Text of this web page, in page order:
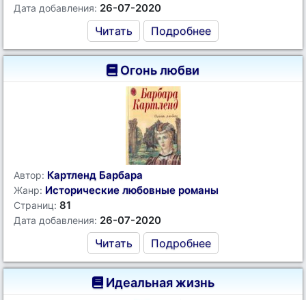
Дата добавления: 26-07-2020
Читать Подробнее
Огонь любви
Автор: Картленд Барбара
Жанр: Исторические любовные романы
Страниц: 81
Дата добавления: 26-07-2020
Читать Подробнее
Идеальная жизнь